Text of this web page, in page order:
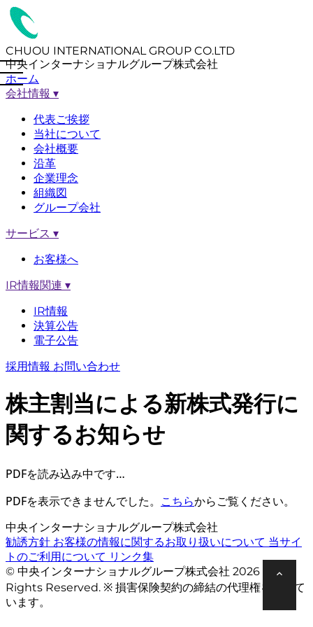
CHUOU INTERNATIONAL GROUP CO.LTD
中央インターナショナルグループ株式会社
ホーム
会社情報 ▾
代表ご挨拶
当社について
会社概要
沿革
企業理念
組織図
グループ会社
サービス ▾
お客様へ
IR情報関連 ▾
IR情報
決算公告
電子公告
採用情報 お問い合わせ
株主割当による新株式発行に
関するお知らせ
PDFを読み込み中です…
PDFを表示できませんでした。 こちらからご覧ください。
中央インターナショナルグループ株式会社
勧誘方針 お客様の情報に関するお取り扱いについて 当サイ
トのご利用について リンク集
© 中央インターナショナルグループ株式会社 2026 All
Rights Reserved. ※ 損害保険契約の締結の代理権を有して
います。